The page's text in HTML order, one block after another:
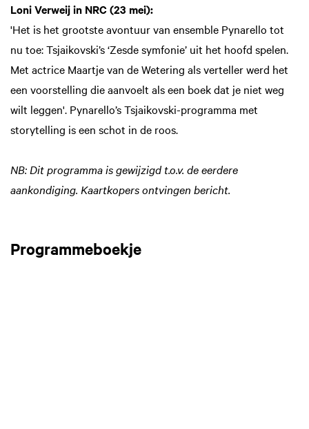
Loni Verweij in NRC (23 mei):
'Het is het grootste avontuur van ensemble Pynarello tot
nu toe: Tsjaikovski’s ‘Zesde symfonie’ uit het hoofd spelen.
Met actrice Maartje van de Wetering als verteller werd het
een voorstelling die aanvoelt als een boek dat je niet weg
wilt leggen'. Pynarello’s Tsjaikovski-programma met
storytelling is een schot in de roos.
NB: Dit programma is gewijzigd t.o.v. de eerdere
aankondiging. Kaartkopers ontvingen bericht.
Programmeboekje